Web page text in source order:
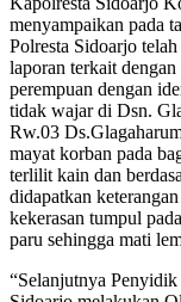
menyampaikan pada
Polresta Sidoarjo
laporan terkait
perempuan dengan
tidak wajar di Dsn.
Rw.03
mayat korban pada
terlilit kain dan
didapatkan
kekerasan tumpul
paru sehingga mati
“Selanjutnya